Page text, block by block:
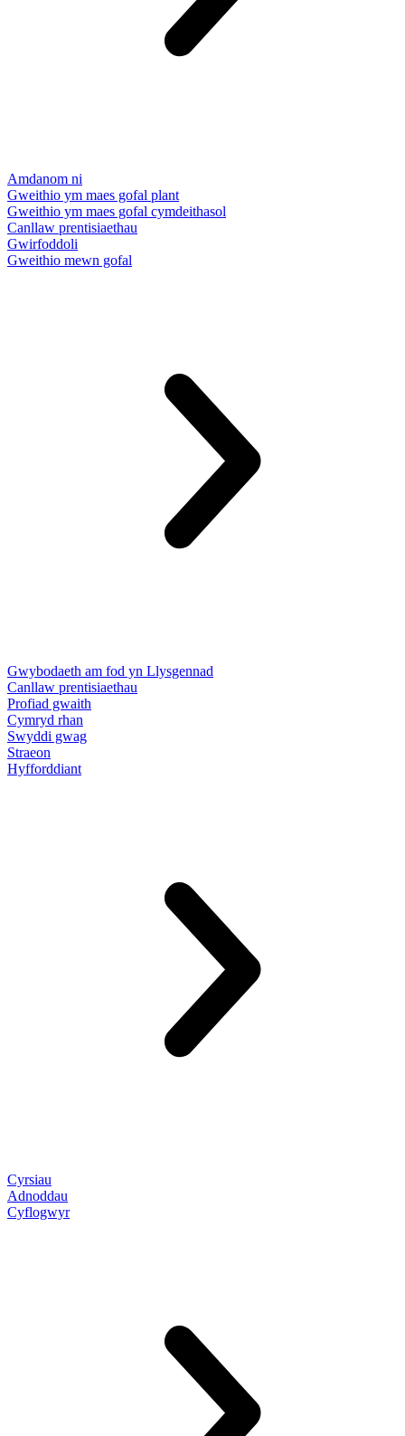
Amdanom ni
Gweithio ym maes gofal plant
Gweithio ym maes gofal cymdeithasol
Canllaw prentisiaethau
Gwirfoddoli
Gweithio mewn gofal
Gwybodaeth am fod yn Llysgennad
Canllaw prentisiaethau
Profiad gwaith
Cymryd rhan
Swyddi gwag
Straeon
Hyfforddiant
Cyrsiau
Adnoddau
Cyflogwyr